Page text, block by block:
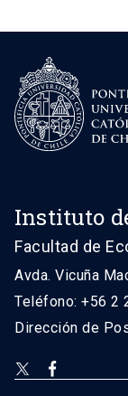
Instituto
Facultad de
Avda. Vicuña
Teléfono: +56 2
Dirección de